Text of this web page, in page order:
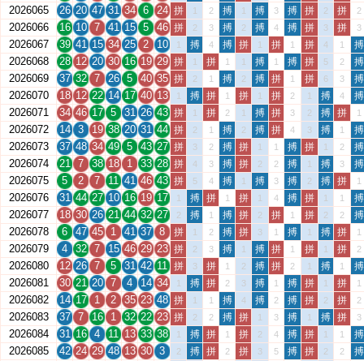
2026065 26 20 47 31 34 6 24 拼 1 2 搏 1 搏 3 搏 拼 2 拼 2
2026066 16 10 7 41 15 5 46 拼 2 3 搏 2 搏 4 搏 拼 3 拼 3
2026067 39 41 15 34 25 2 10 1 搏 4 搏 拼 1 拼 1 拼 4 1 搏
2026068 28 12 20 30 16 19 29 拼 1 拼 1 1 搏 1 搏 拼 5 2 搏
2026069 37 32 7 26 5 40 35 拼 2 1 搏 2 搏 拼 1 拼 6 3 搏
2026070 18 12 22 14 17 40 13 1 搏 拼 1 拼 1 拼 2 1 搏 4 搏
2026071 34 46 17 5 31 26 43 拼 1 拼 2 1 搏 拼 3 2 搏 拼 1
2026072 14 3 19 38 20 31 44 拼 2 1 搏 2 搏 拼 4 3 搏 1 搏
2026073 37 48 34 49 5 43 27 拼 3 2 搏 拼 1 1 搏 拼 1 2 搏
2026074 21 7 38 18 1 33 28 拼 4 3 搏 拼 2 2 搏 1 搏 3 搏
2026075 5 2 7 11 41 46 43 拼 5 4 搏 1 搏 3 搏 2 搏 拼 1
2026076 31 44 27 10 16 19 17 1 搏 拼 1 拼 1 4 搏 拼 1 1 搏
2026077 18 30 26 21 44 32 27 2 搏 1 搏 拼 2 拼 1 拼 2 2 搏
2026078 6 47 45 1 41 37 8 拼 1 2 搏 拼 3 1 搏 1 搏 拼 1
2026079 4 32 7 15 46 29 23 拼 2 3 搏 1 搏 拼 1 拼 1 拼 2
2026080 12 26 7 5 31 42 11 拼 3 拼 1 2 搏 拼 2 1 搏 1 搏
2026081 30 21 20 7 4 14 34 1 搏 拼 2 3 搏 1 搏 拼 1 拼 1
2026082 14 17 1 2 35 23 48 拼 1 1 搏 4 搏 2 搏 拼 2 拼 2
2026083 37 7 16 1 32 22 23 拼 2 2 搏 拼 1 3 搏 1 搏 拼 3
2026084 31 16 4 11 13 33 38 1 搏 拼 1 拼 2 4 搏 拼 1 1 搏
2026085 42 24 29 48 13 30 3 2 搏 拼 2 拼 3 5 搏 拼 2 2 搏